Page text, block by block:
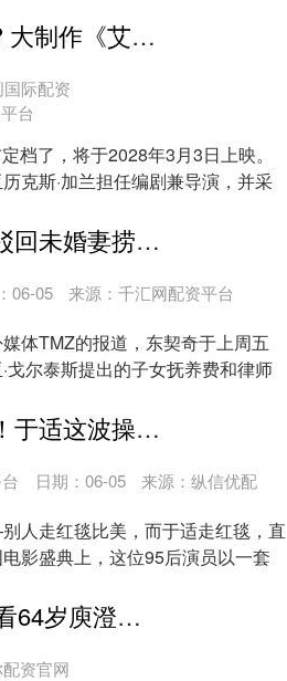
盈丰财富配资官网 对标指环王? 大制作《艾尔登法环》来了
际配资
台
档了，将于2028年3月3日上映。
克斯·加兰担任编剧兼导演，并采
股投网配资 母凭子贵！东契弃驳回未婚妻捞钱诉求，高富帅也会头顶草原
06-05 来源：千汇网配资平台
体TMZ的报道，东契奇于上周五
戈尔泰斯提出的子女抚养费和律师
必赢盘配资平台 穿西装打功夫！于适这波操作把中式绅士焊死了
日期：06-05 来源：纵信优配
人走红毯比美，而于适走红毯，直
影盛典上，这位95后演员以一套
城中配资APP下载 离婚17年，看64岁庾澄庆再婚后的状态，才明白伊能静说的有多对
资官网